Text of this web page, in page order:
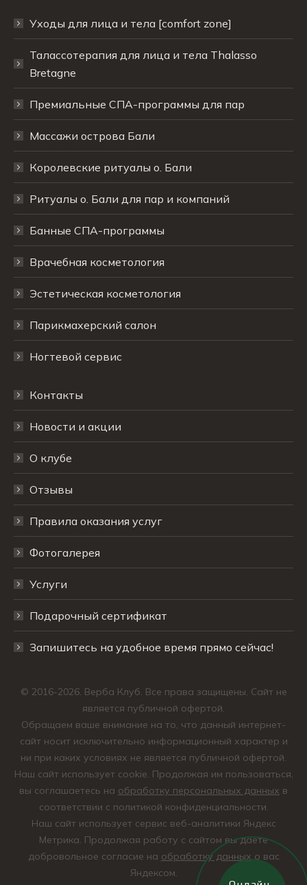
открывается
новом
окне
открывается
новом
окне
открывается
новом
окне
Уходы для лица и тела [comfort zone]
Талассотерапия для лица и тела Thalasso
Bretagne
Премиальные СПА-программы для пар
Массажи острова Бали
Королевские ритуалы о. Бали
Ритуалы о. Бали для пар и компаний
Банные СПА-программы
Врачебная косметология
Эстетическая косметология
Парикмахерский салон
Ногтевой сервис
Контакты
Новости и акции
О клубе
Отзывы
Правила оказания услуг
Фотогалерея
Услуги
Подарочный сертификат
Запишитесь на удобное время прямо сейчас!
© 2016-2026. Верба Клуб. Все права защищены. Сайт не
является публичной офертой.
Обращаем ваше внимание на то, что данный интернет-
сайт носит исключительно информационный характер и
ни при каких условиях не является публичной офертой.
Наш сайт использует cookie. Продолжая им пользоваться,
вы соглашаетесь на обработку персональных данных в
соответствии с политикой конфиденциальности.
Наш сайт использует сервис веб-аналитики Яндекс
Метрика. Продолжая работу с сайтом вы даете
добровольное согласие на обработку данныхо вас
Яндексом.